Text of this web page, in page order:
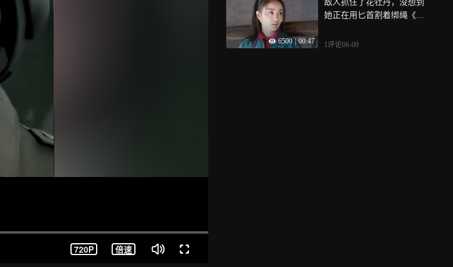
720P 倍速
6500 | 00:47
敌人抓住了花牡丹，没想到
她正在用匕首割着绑绳《我
1评论06-09